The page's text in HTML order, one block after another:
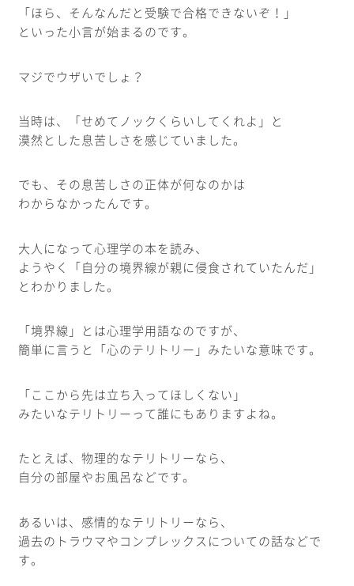
「ほら、そんなんだと受験で合格できないぞ！」
といった小言が始まるのです。
マジでウザいでしょ？
当時は、「せめてノックくらいしてくれよ」と
漠然とした息苦しさを感じていました。
でも、その息苦しさの正体が何なのかは
わからなかったんです。
大人になって心理学の本を読み、
ようやく「自分の境界線が親に侵食されていたんだ」
とわかりました。
「境界線」とは心理学用語なのですが、
簡単に言うと「心のテリトリー」みたいな意味です。
「ここから先は立ち入ってほしくない」
みたいなテリトリーって誰にもありますよね。
たとえば、物理的なテリトリーなら、
自分の部屋やお風呂などです。
あるいは、感情的なテリトリーなら、
過去のトラウマやコンプレックスについての話などで
す。